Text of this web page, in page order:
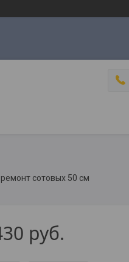
сотовых 50 см
руб.